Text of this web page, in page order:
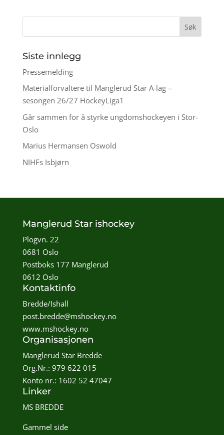
Siste innlegg
Pressemelding
Materialforvaltere til Manglerud Star A-lag –
sesongen 26/27 HockeyLiga1
Går sammen for å styrke ungdomshockeyen i Stor-
Oslo
Marius Hermansen Oswold
NIHFs Isbjørn
Manglerud Star ishockey
Plogvn. 22
0681 Oslo
Postboks 177 Manglerud
0612 Oslo
Kontaktinfo
Bredde/Ishall
post.bredde@mshockey.no
www.mshockey.no
Organisasjonen
Manglerud Star Bredde
Org.Nr.: 979 622 015
Konto nr.: 1602 52 47047
Linker
MS BREDDE
Gammel side